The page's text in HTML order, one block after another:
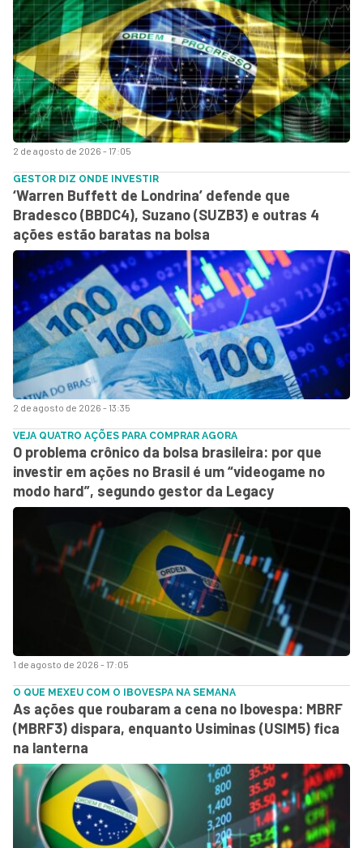
2 de agosto de 2026 - 17:05
2 de agosto de 2026 - 13:35
GESTOR DIZ ONDE INVESTIR
‘Warren Buffett de Londrina’ defende que
Bradesco (BBDC4), Suzano (SUZB3) e outras 4
ações estão baratas na bolsa
1 de agosto de 2026 - 17:05
VEJA QUATRO AÇÕES PARA COMPRAR AGORA
O problema crônico da bolsa brasileira: por que
investir em ações no Brasil é um “videogame no
modo hard”, segundo gestor da Legacy
O QUE MEXEU COM O IBOVESPA NA SEMANA
As ações que roubaram a cena no Ibovespa: MBRF
(MBRF3) dispara, enquanto Usiminas (USIM5) fica
na lanterna